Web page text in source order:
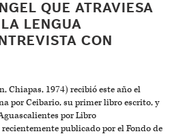
QUE ATRAVIESA
LENGUA
CON
1974) recibió este año el
por Ceibario, su primer libro escrito, y
por Libro
publicado por el Fondo de